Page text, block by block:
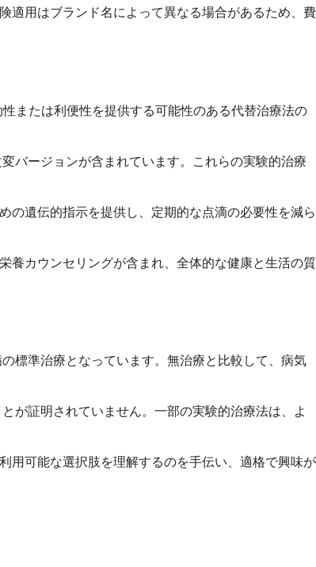
適用はブランド名によって異なる場合があるため、費
または利便性を提供する可能性のある代替治療法の
バージョンが含まれています。これらの実験的治療
の遺伝的指示を提供し、定期的な点滴の必要性を減ら
養カウンセリングが含まれ、全体的な健康と生活の質
標準治療となっています。無治療と比較して、病気
が証明されていません。一部の実験的治療法は、よ
用可能な選択肢を理解するのを手伝い、適格で興味が